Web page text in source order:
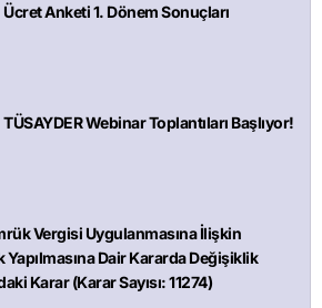
Ücret Anketi 1. Dönem Sonuçları
TÜSAYDER Webinar Toplantıları Başlıyor!
Vergisi Uygulanmasına İlişkin
Yapılmasına Dair Kararda Değişiklik
Karar (Karar Sayısı: 11274)